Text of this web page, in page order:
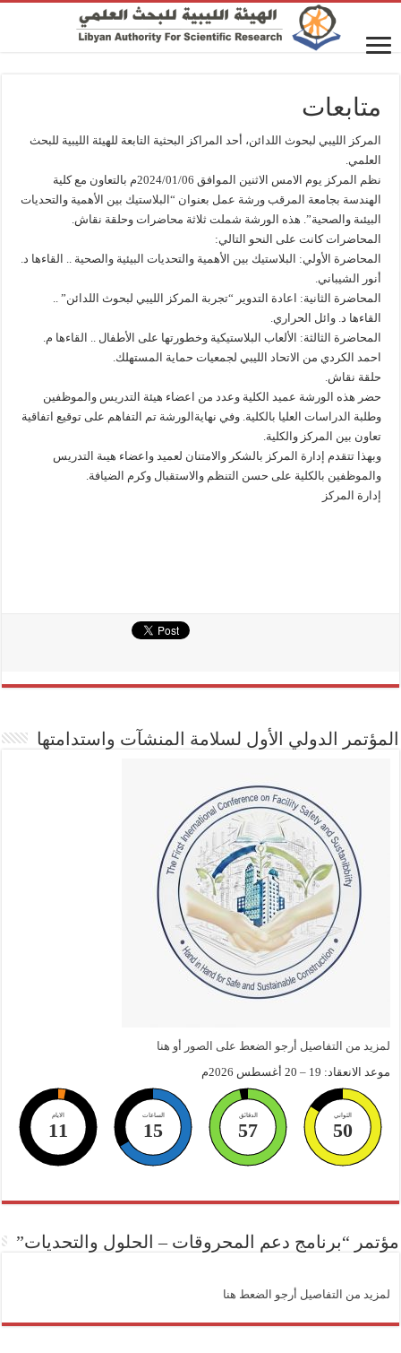
متابعات
المركز الليبي لبحوث اللدائن، أحد المراكز البحثية التابعة للهيئة الليبية للبحث
العلمي.
نظم المركز يوم الامس الاثنين الموافق 2024/01/06م بالتعاون مع كلية
الهندسة بجامعة المرقب ورشة عمل بعنوان “البلاستيك بين الأهمية والتحديات
البيئىة والصحية”. هذه الورشة شملت ثلاثة محاضرات وحلقة نقاش.
المحاضرات كانت على النحو التالي:
المحاضرة الأولي: البلاستيك بين الأهمية والتحديات البيئية والصحية .. القاءها د.
أنور الشيباني.
المحاضرة الثانية: اعادة التدوير “تجربة المركز الليبي لبحوث اللدائن” ..
القاءها د. وائل الحراري.
المحاضرة الثالثة: الألعاب البلاستيكية وخطورتها على الأطفال .. القاءها م.
احمد الكردي من الاتحاد الليبي لجمعيات حماية المستهلك.
حلقة نقاش.
حضر هذه الورشة عميد الكلية وعدد من اعضاء هيئة التدريس والموظفين
وطلبة الدراسات العليا بالكلية. وفي نهايةالورشة تم التفاهم على توقيع اتفاقية
تعاون بين المركز والكلية.
وبهذا تتقدم إدارة المركز بالشكر والامتنان لعميد واعضاء هيىة التدريس
والموظفين بالكلية على حسن التنظم والاستقبال وكرم الضيافة.
إدارة المركز
المؤتمر الدولي الأول لسلامة المنشآت واستدامتها
لمزيد من التفاصيل أرجو الضعط على الصور أو هنا
موعد الانعقاد: 19 – 20 أغسطس 2026م
الايام
11
الساعات
15
الدقائق
57
الثواني
49
مؤتمر “برنامج دعم المحروقات – الحلول والتحديات”
لمزيد من التفاصيل أرجو الضعط هنا